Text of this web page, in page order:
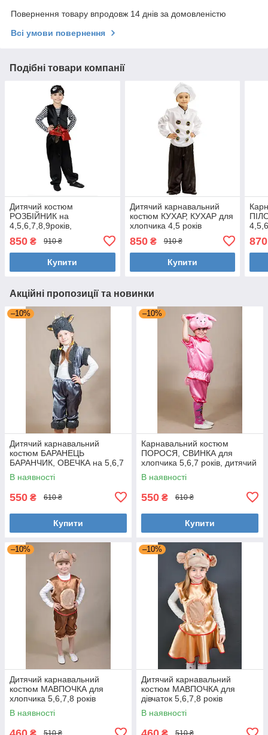
Повернення товару впродовж 14 днів за домовленістю
Всі умови повернення
Подібні товари компанії
Дитячий костюм
РОЗБІЙНИК на
4,5,6,7,8,9років,
ПІРАТ для хлопчика,
маскарадний костюм
850 ₴ 910 ₴
Купити
Дитячий карнавальний
костюм КУХАР, КУХАР для
хлопчика 4,5 років
КУХАРЯ, КУХАРЯ
850₴ 910 ₴
Купити
870
Акційні пропозиції та новинки
–10%
Дитячий карнавальний
костюм БАРАНЕЦЬ
БАРАНЧИК, ОВЕЧКА на 5,6,7
років новорічний
маскарадний костюм 324
В наявності
550 ₴ 610 ₴
Купити
–10%
Карнавальний костюм
ПОРОСЯ, СВИНКА для
хлопчика 5,6,7 років, дитячий
новорічний костюм ХРЮШКА,
ХРЮША 324
В наявності
550 ₴ 610 ₴
Купити
–10%
Дитячий карнавальний
костюм МАВПОЧКА для
хлопчика 5,6,7,8 років
новорічний маскарадний
костюм МАВПИ 324
В наявності
–10%
Дитячий карнавальний
костюм МАВПОЧКА для
дівчаток 5,6,7,8 років
новорічний маскарадний
костюм МАВПИ 324
В наявності